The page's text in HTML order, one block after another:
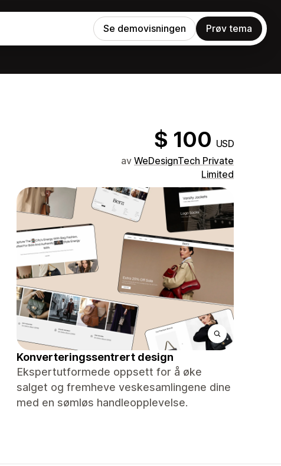
Se demovisningen Prøv tema
$ 100 USD
av WeDesignTech Private
Limited
Konverteringssentrert design
Ekspertutformede oppsett for å øke
salget og fremheve veskesamlingene dine
med en sømløs handleopplevelse.